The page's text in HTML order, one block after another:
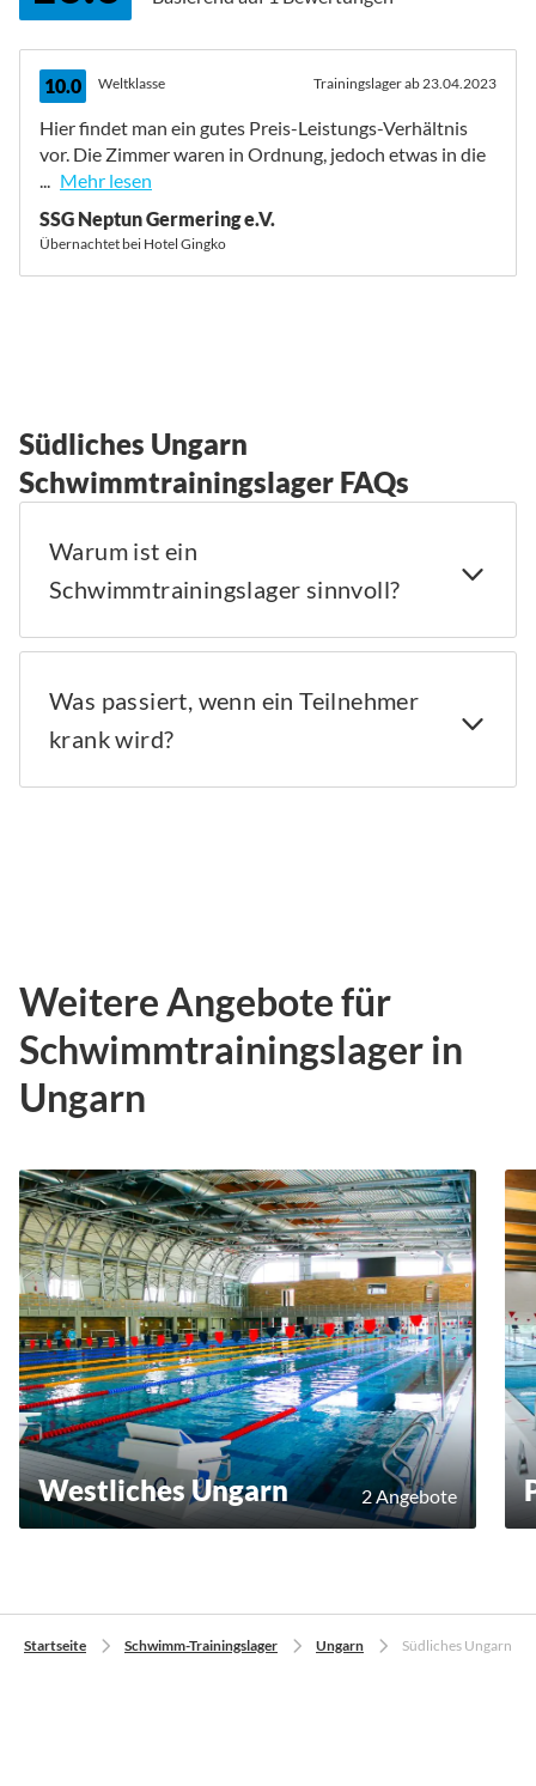
10.0 Weltklasse Trainingslager ab 23.04.2023
Hier findet man ein gutes Preis-Leistungs-Verhältnis
vor. Die Zimmer waren in Ordnung, jedoch etwas in die
... Mehr lesen
SSG Neptun Germering e.V.
Übernachtet bei Hotel Gingko
Südliches Ungarn
Schwimmtrainingslager FAQs
Warum ist ein
Schwimmtrainingslager sinnvoll?
Was passiert, wenn ein Teilnehmer
krank wird?
Weitere Angebote für
Schwimmtrainingslager in
Ungarn
Westliches Ungarn 2 Angebote
Startseite Schwimm-Trainingslager Ungarn Südliches Ungarn